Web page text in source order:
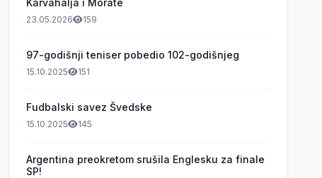
Karvahalja i Morate
23.05.2026 159
97-godišnji teniser pobedio 102-godišnjeg
15.10.2025 151
Fudbalski savez Švedske
15.10.2025 145
Argentina preokretom srušila Englesku za finale
SP!